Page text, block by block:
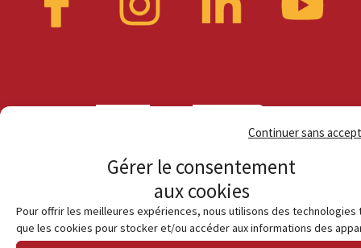
Gérer le consentement
aux cookies
Pour offrir les meilleures expériences, nous utilisons des technologies
que les cookies pour stocker et/ou accéder aux informations des
Continuer sans